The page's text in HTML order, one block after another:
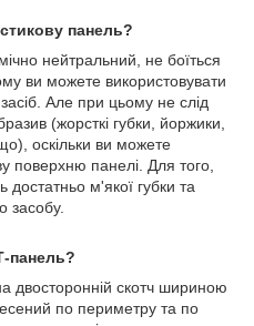
панель?
нейтральний, не боїться
ви можете використовувати
Але при цьому не слід
(жорсткі губки, йоржики,
оскільки ви можете
поверхню панелі. Для того,
м'якої губки та
засобу.
панель?
двосторонній скотч шириною
по периметру та по